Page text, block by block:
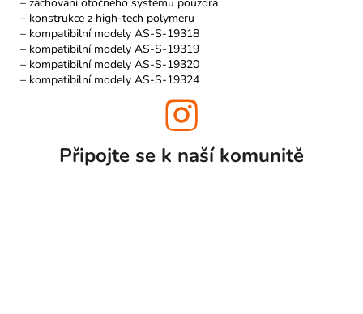
– konstrukce z high-tech polymeru
– kompatibilní modely AS-S-19318
– kompatibilní modely AS-S-19319
– kompatibilní modely AS-S-19320
– kompatibilní modely AS-S-19324
Připojte se k naší komunitě